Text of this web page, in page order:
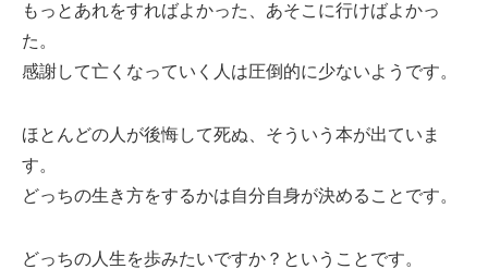
もっとあれをすればよかった、あそこに行けばよかっ
た。
感謝して亡くなっていく人は圧倒的に少ないようです。
ほとんどの人が後悔して死ぬ、そういう本が出ていま
す。
どっちの生き方をするかは自分自身が決めることです。
どっちの人生を歩みたいですか？ということです。